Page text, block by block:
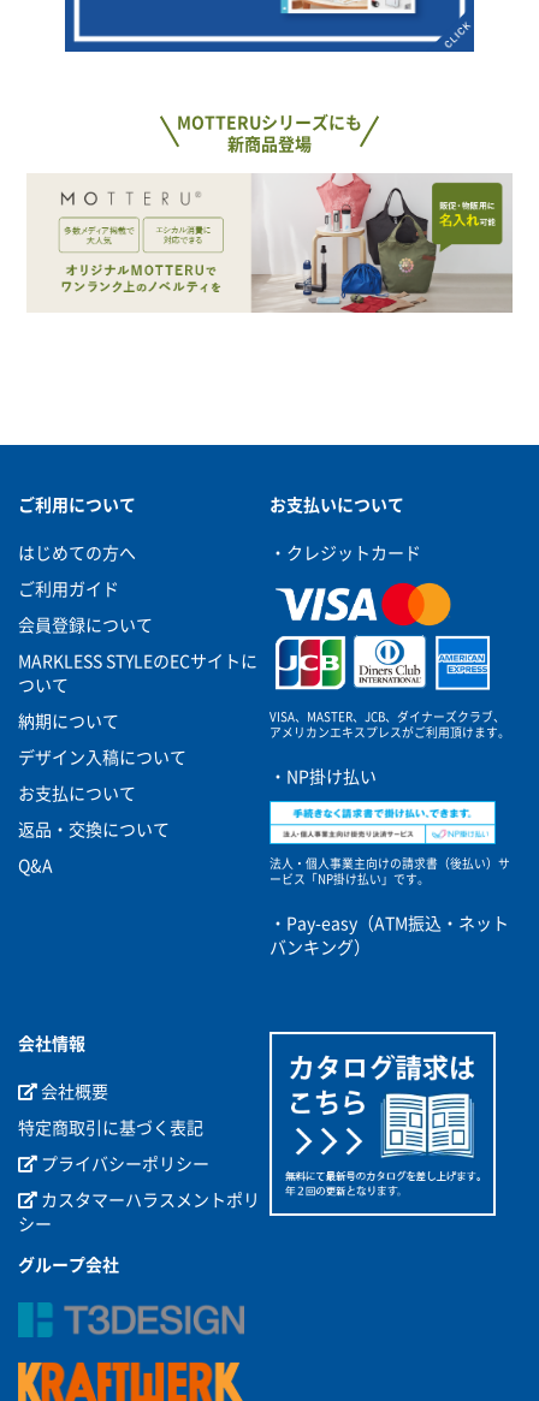
MOTTERUシリーズにも
新商品登場
ご利用について
はじめての方へ
ご利用ガイド
会員登録について
MARKLESS STYLEのECサイトに
ついて
納期について
デザイン入稿について
お支払について
返品・交換について
Q&A
お支払いについて
・クレジットカード
VISA、MASTER、JCB、ダイナーズクラブ、
アメリカンエキスプレスがご利用頂けます。
・NP掛け払い
法人・個人事業主向けの請求書（後払い）サ
ービス
「NP掛け払い」です。
・Pay-easy（ATM振込・ネット
バンキング）
会社情報
会社概要
特定商取引に基づく表記
プライバシーポリシー
カスタマーハラスメントポリ
シー
グループ会社